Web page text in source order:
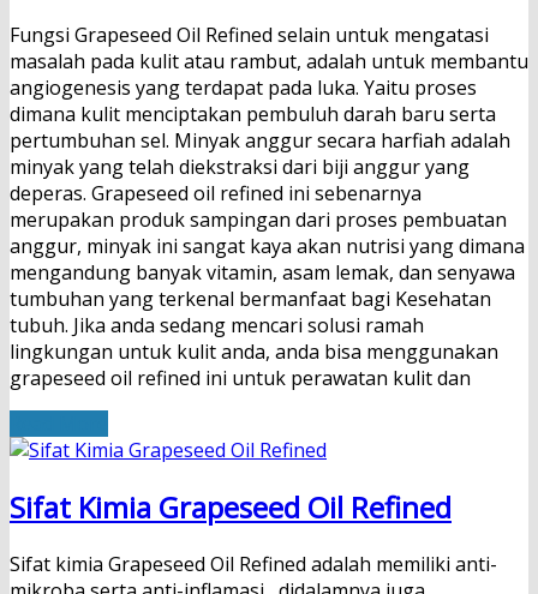
Fungsi Grapeseed Oil Refined selain untuk mengatasi
masalah pada kulit atau rambut, adalah untuk membantu
angiogenesis yang terdapat pada luka. Yaitu proses
dimana kulit menciptakan pembuluh darah baru serta
pertumbuhan sel. Minyak anggur secara harfiah adalah
minyak yang telah diekstraksi dari biji anggur yang
deperas. Grapeseed oil refined ini sebenarnya
merupakan produk sampingan dari proses pembuatan
anggur, minyak ini sangat kaya akan nutrisi yang dimana
mengandung banyak vitamin, asam lemak, dan senyawa
tumbuhan yang terkenal bermanfaat bagi Kesehatan
tubuh. Jika anda sedang mencari solusi ramah
lingkungan untuk kulit anda, anda bisa menggunakan
grapeseed oil refined ini untuk perawatan kulit dan
Sifat Kimia Grapeseed Oil Refined
Sifat kimia Grapeseed Oil Refined adalah memiliki anti-